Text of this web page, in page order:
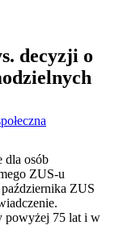
decyzji o
dla osób
ZUS-u
ZUS
powyżej 75 lat i w